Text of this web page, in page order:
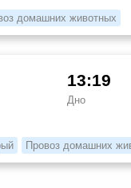
домашних животных
13:19
Дно
Провоз домашних